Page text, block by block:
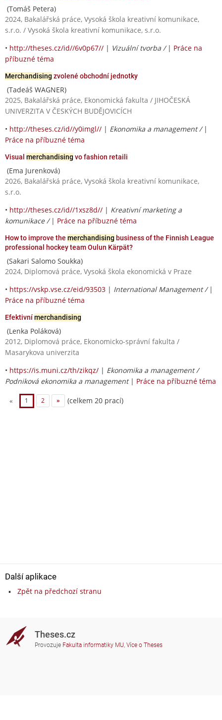
(Tomáš Petera)
2024, Bakalářská práce, Vysoká škola kreativní komunikace,
s.r.o. / Vysoká škola kreativní komunikace, s.r.o.
• http://theses.cz/id//6v0p67// | Vizuální tvorba / | Práce na
příbuzné téma
Merchandising zvolené obchodní jednotky
(Tadeáš WAGNER)
2025, Bakalářská práce, Ekonomická fakulta / JIHOČESKÁ
UNIVERZITA V ČESKÝCH BUDĚJOVICÍCH
• http://theses.cz/id//y0imgl// | Ekonomika a management / |
Práce na příbuzné téma
Visual merchandising vo fashion retaili
(Ema Jurenková)
2026, Bakalářská práce, Vysoká škola kreativní komunikace,
s.r.o.
• http://theses.cz/id//1xsz8d// | Kreativní marketing a
komunikace / | Práce na příbuzné téma
How to improve the merchandising business of the Finnish League
professional hockey team Oulun Kärpät?
(Sakari Salomo Soukka)
2024, Diplomová práce, Vysoká škola ekonomická v Praze
• https://vskp.vse.cz/eid/93503 | International Management / |
Práce na příbuzné téma
Efektivnímerchandising
(Lenka Poláková)
2012, Diplomová práce, Ekonomicko-správní fakulta /
Masarykova univerzita
• https://is.muni.cz/th/zikqz/ | Ekonomika a management /
Podniková ekonomika a management| Práce na příbuzné téma
« 1 2 » (celkem 20 prací)
Další aplikace
Zpět na předchozí stranu
Theses.cz
Provozuje Fakulta informatiky MU, Více o Theses